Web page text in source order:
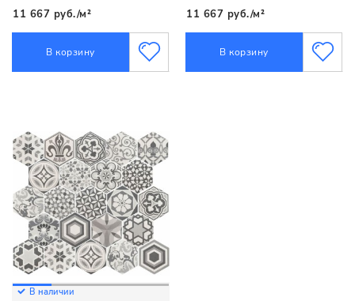
11 667 руб./м²
В корзину
11 667 руб./м²
В корзину
В наличии